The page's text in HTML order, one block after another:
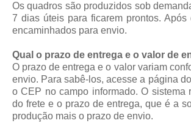
Os quadros são produzidos sob
7 dias úteis para ficarem prontos. Após
encaminhados para envio.
Qual o prazo de entrega e o valor de
O prazo de entrega e o valor variam
envio. Para sabê-los, acesse a página
o CEP no campo informado. O sistema
do frete e o prazo de entrega, que é a
produção mais o prazo de envio.